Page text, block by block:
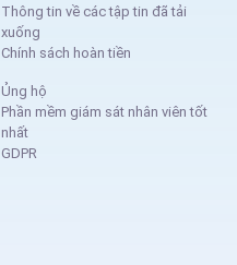
Thông tin về các tập tin đã tải
xuống
Chính sách hoàn tiền
Ủng hộ
Phần mềm giám sát nhân viên tốt
nhất
GDPR